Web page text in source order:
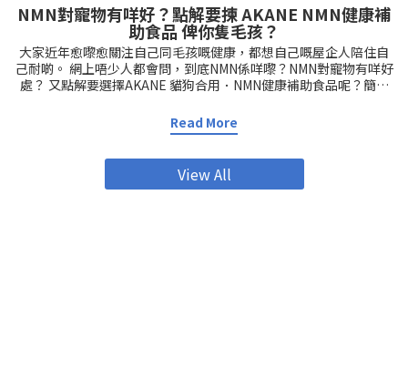
NMN對寵物有咩好？點解要揀 AKANE NMN健康補
助食品 俾你隻毛孩？
大家近年愈嚟愈關注自己同毛孩嘅健康，都想自己嘅屋企人陪住自
己耐啲。 網上唔少人都會問，到底NMN係咩嚟？NMN對寵物有咩好
處？ 又點解要選擇AKANE 貓狗合用．NMN健康補助食品呢？簡單
NMN補充就係幫助身體增加NAD+水平，提昇能量、抗氧化、加速新
陳代謝同免疫力提升。唔單止人類，係動物身上都有正面效果。
NMN對寵物的好處——由內到外全面提升毛孩健康狀態抗衰老、保持
活力 隨年齡增長，貓狗身體機能會慢慢退化。NMN可以維持細胞能
Read More
View All